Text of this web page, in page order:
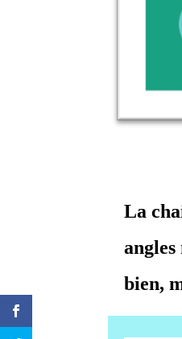
La
angles
bien,